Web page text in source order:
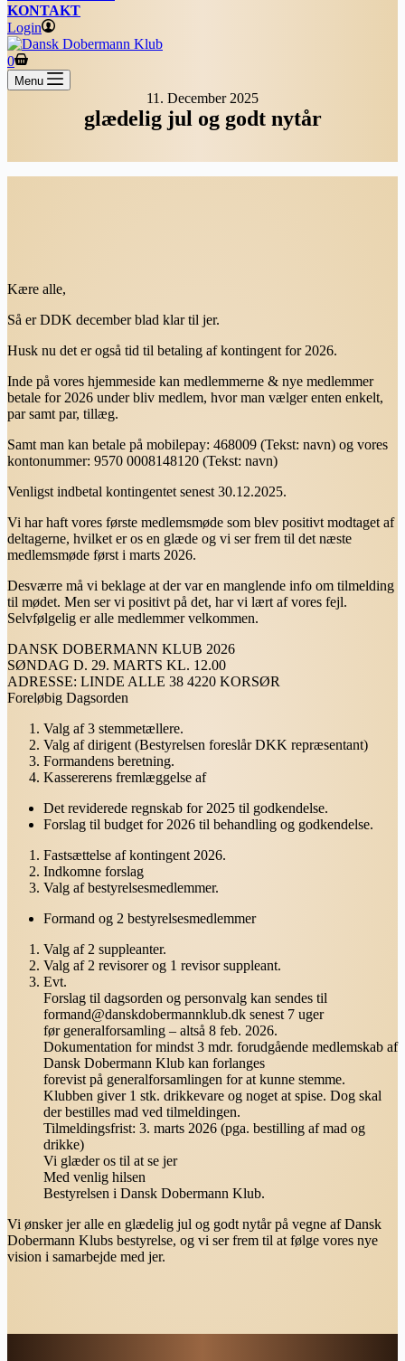
KONTAKT
Login
Shopping
cart
0
Menu
11. December 2025
glædelig jul og godt nytår
Kære alle,
Så er DDK december blad klar til jer.
Husk nu det er også tid til betaling af kontingent for 2026.
Inde på vores hjemmeside kan medlemmerne & nye medlemmer
betale for 2026 under bliv medlem, hvor man vælger enten enkelt,
par samt par, tillæg.
Samt man kan betale på mobilepay: 468009 (Tekst: navn) og vores
kontonummer: 9570 0008148120 (Tekst: navn)
Venligst indbetal kontingentet senest 30.12.2025.
Vi har haft vores første medlemsmøde som blev positivt modtaget af
deltagerne, hvilket er os en glæde og vi ser frem til det næste
medlemsmøde først i marts 2026.
Desværre må vi beklage at der var en manglende info om tilmelding
til mødet. Men ser vi positivt på det, har vi lært af vores fejl.
Selvfølgelig er alle medlemmer velkommen.
DANSK DOBERMANN KLUB 2026
SØNDAG D. 29. MARTS KL. 12.00
ADRESSE: LINDE ALLE 38 4220 KORSØR
Foreløbig Dagsorden
Valg af 3 stemmetællere.
Valg af dirigent (Bestyrelsen foreslår DKK repræsentant)
Formandens beretning.
Kassererens fremlæggelse af
Det reviderede regnskab for 2025 til godkendelse.
Forslag til budget for 2026 til behandling og godkendelse.
Fastsættelse af kontingent 2026.
Indkomne forslag
Valg af bestyrelsesmedlemmer.
Formand og 2 bestyrelsesmedlemmer
Valg af 2 suppleanter.
Valg af 2 revisorer og 1 revisor suppleant.
Evt.
Forslag til dagsorden og personvalg kan sendes til
formand@danskdobermannklub.dk senest 7 uger
før generalforsamling – altså 8 feb. 2026.
Dokumentation for mindst 3 mdr. forudgående medlemskab af
Dansk Dobermann Klub kan forlanges
forevist på generalforsamlingen for at kunne stemme.
Klubben giver 1 stk. drikkevare og noget at spise. Dog skal
der bestilles mad ved tilmeldingen.
Tilmeldingsfrist: 3. marts 2026 (pga. bestilling af mad og
drikke)
Vi glæder os til at se jer
Med venlig hilsen
Bestyrelsen i Dansk Dobermann Klub.
Vi ønsker jer alle en glædelig jul og godt nytår på vegne af Dansk
Dobermann Klubs bestyrelse, og vi ser frem til at følge vores nye
vision i samarbejde med jer.